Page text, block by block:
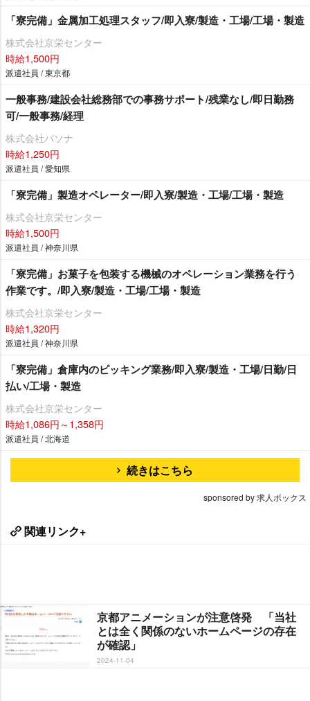
「寮完備」金属加工処理スタッフ/即入寮/製造・工場/工場・製造
株式会社京栄センター
時給1,500円
派遣社員 / 東京都
一般事務/建設会社総務部での事務サポート/残業なし/即日勤務
可/一般事務/経理
株式会社パソナ
時給1,250円
派遣社員 / 愛知県
「寮完備」製造オペレーター/即入寮/製造・工場/工場・製造
株式会社京栄センター
時給1,500円
派遣社員 / 神奈川県
「寮完備」お菓子を包装する機械のオペレーション業務を行う
作業です。/即入寮/製造・工場/工場・製造
株式会社京栄センター
時給1,320円
派遣社員 / 神奈川県
「寮完備」倉庫内のピッキング業務/即入寮/製造・工場/日勤/日
払い/工場・製造
株式会社京栄センター
時給1,086円～1,358円
派遣社員 / 北海道
続きはこちら
sponsored by 求人ボックス
関連リンク+
京都アニメーションが注意啓発 「当社
とは全く関係のないホームページの存在
が確認」
2024-11-04